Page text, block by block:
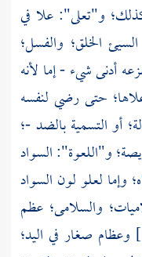
و"تعلى": علا في
الخلق؛ والفسل؛
أدنى شيء - إما لأنه
حتى رضي لنفسه
أو التسمية بالضد -؛
و"اللعوة": السواد
وإما لعلو لون السواد
والسلامى؛ عظم
وعظام صغار في اليد؛